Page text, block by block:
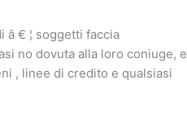
€ ¦ soggetti faccia
no dovuta alla loro coniuge, e
, linee di credito e qualsiasi